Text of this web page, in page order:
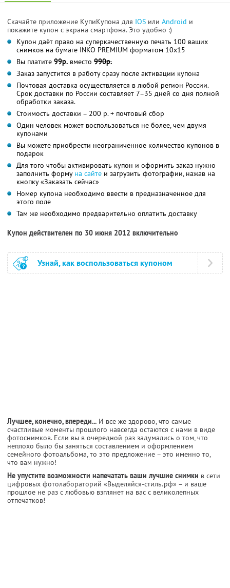
Скачайте приложение КупиКупона для IOS или Android и
покажите купон с экрана смартфона. Это удобно :)
Купон даёт право на суперкачественную печать 100 ваших
снимков на бумаге INKO PREMIUM форматом 10х15
Вы платите 99р. вместо 990р.
Заказ запустится в работу сразу после активации купона
Почтовая доставка осуществляется в любой регион России.
Срок доставки по России составляет 7–35 дней со дня полной
обработки заказа.
Стоимость доставки – 200 р. + почтовый сбор
Один человек может воспользоваться не более, чем двумя
купонами
Вы можете приобрести неограниченное количество купонов в
подарок
Для того чтобы активировать купон и оформить заказ нужно
заполнить форму на сайте и загрузить фотографии, нажав на
кнопку «Заказать сейчас»
Номер купона необходимо ввести в предназначенное для
этого поле
Там же необходимо предварительно оплатить доставку
Купон действителен по 30 июня 2012 включительно
Узнай, как воспользоваться купоном
Лучшее, конечно, впереди... И все же здорово, что самые
счастливые моменты прошлого навсегда остаются с нами в виде
фотоснимков. Если вы в очередной раз задумались о том, что
неплохо было бы заняться составлением и оформлением
семейного фотоальбома, то это предложение – это именно то,
что вам нужно!
Не упустите возможности напечатать ваши лучшие снимки в сети
цифровых фотолабораторий «Выделяйся-стиль.рф» – и ваше
прошлое не раз с любовью взглянет на вас с великолепных
отпечатков!